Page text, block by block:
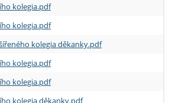
kolegia.pdf
kolegia.pdf
kolegia děkanky.pdf
kolegia.pdf
kolegia.pdf
kolegia děkanky.pdf